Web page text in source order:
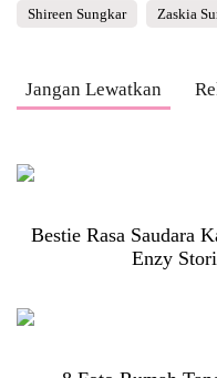
Shireen Sungkar Zaskia
Jangan Lewatkan
Bestie Rasa Saudara
Enzy